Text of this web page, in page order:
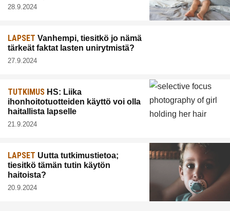
28.9.2024
LAPSET Vanhempi, tiesitkö jo nämä
tärkeät faktat lasten unirytmistä?
27.9.2024
TUTKIMUS HS: Liika
ihonhoitotuotteiden käyttö voi olla
haitallista lapselle
21.9.2024
LAPSET Uutta tutkimustietoa;
tiesitkö tämän tutin käytön
haitoista?
20.9.2024